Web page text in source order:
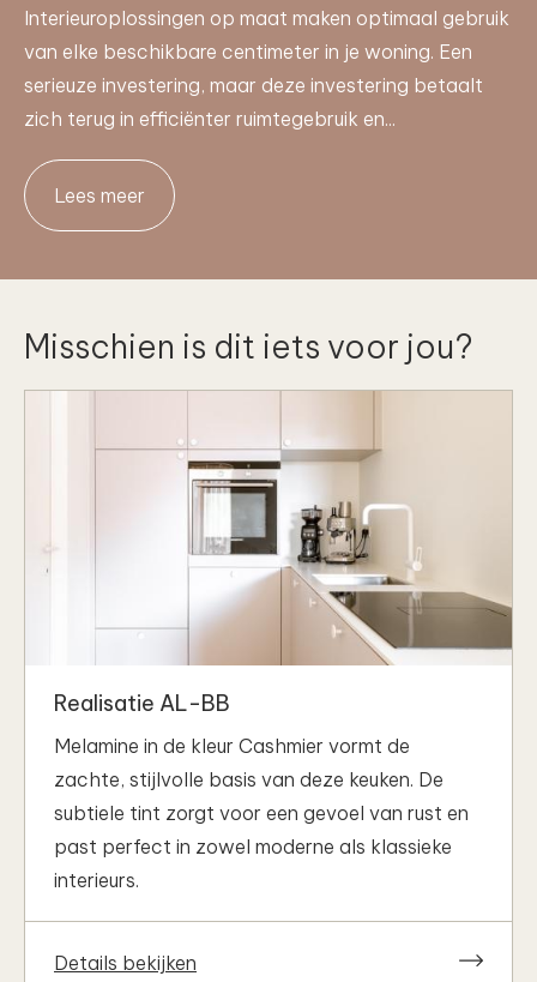
Interieuroplossingen op maat maken optimaal gebruik
van elke beschikbare centimeter in je woning. Een
serieuze investering, maar deze investering betaalt
zich terug in efficiënter ruimtegebruik en...
Lees meer
Misschien is dit iets voor jou?
Realisatie AL-BB
Melamine in de kleur Cashmier vormt de
zachte, stijlvolle basis van deze keuken. De
subtiele tint zorgt voor een gevoel van rust en
past perfect in zowel moderne als klassieke
interieurs.
Details bekijken